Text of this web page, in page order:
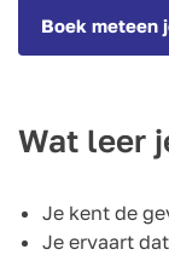
Boek meteen
Wat leer
Je kent de
Je ervaart